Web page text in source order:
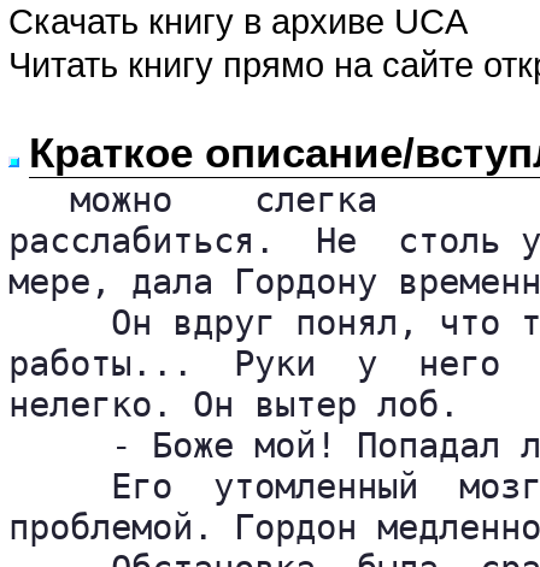
Скачать книгу в архиве UCA
Читать книгу прямо на сайте
Краткое описание/
   можно    слегка
расслабиться.  Не  столь
мере, дала Гордону
Он вдруг понял, что
работы...  Руки  у  него
нелегко. Он вытер лоб.
- Боже мой! Попадал
Его  утомленный
проблемой. Гордон